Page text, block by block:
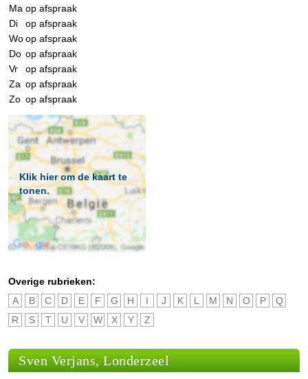
Ma op afspraak
Di
op afspraak
Woop afspraak
Do op afspraak
Vr
op afspraak
Za op afspraak
Zo op afspraak
Klik hier om de kaart te
tonen.
Overige rubrieken:
A
B C D E F G H I J K L M N O P
Q
R
S T U V W X Y Z
Sven Verjans, Londerzeel